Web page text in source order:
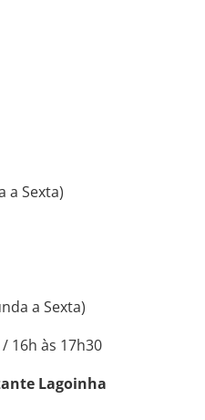
a Sexta)
a Sexta)
16h às 17h30
Lagoinha